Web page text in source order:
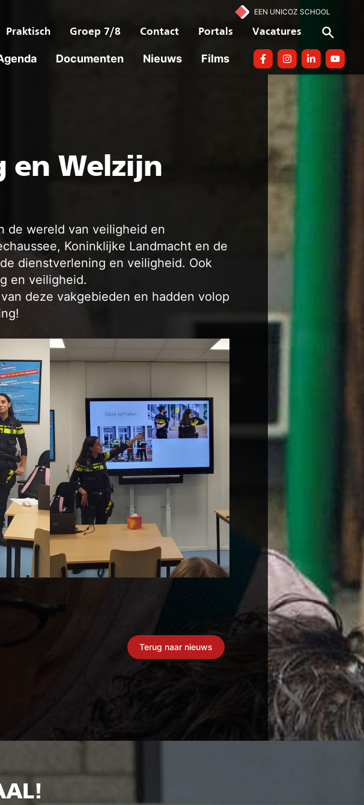
EEN UNICOZ SCHOOL
Praktisch Groep 7/8 Contact Portals Vacatures
Documenten Nieuws Films FacebookInstagramlinkedinYoutube
en Welzijn
de wereld van veiligheid en
Koninklijke Landmacht en de
dienstverlening en veiligheid. Ook
en veiligheid.
deze vakgebieden en hadden volop
Terug naar nieuws